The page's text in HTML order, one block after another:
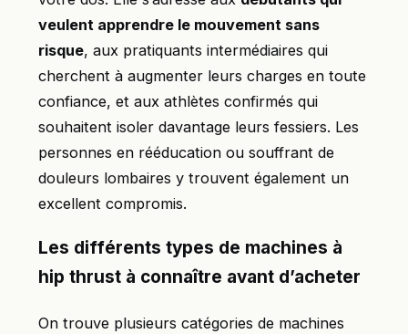
veulent apprendre le mouvement sans
risque, aux pratiquants intermédiaires qui
cherchent à augmenter leurs charges en toute
confiance, et aux athlètes confirmés qui
souhaitent isoler davantage leurs fessiers. Les
personnes en rééducation ou souffrant de
douleurs lombaires y trouvent également un
excellent compromis.
Les différents types de machines à
hip thrust à connaître avant d’acheter
On trouve plusieurs catégories de machines